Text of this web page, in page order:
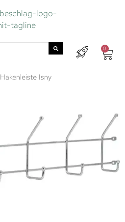
0
Hakenleiste Isny